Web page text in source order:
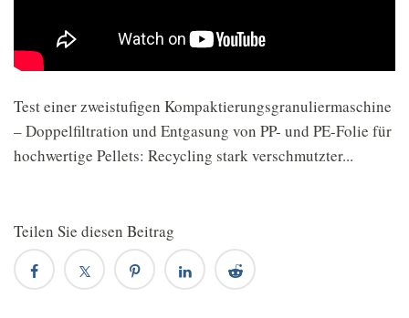
Test einer zweistufigen Kompaktierungsgranuliermaschine
– Doppelfiltration und Entgasung von PP- und PE-Folie für
hochwertige Pellets: Recycling stark verschmutzter...
Teilen Sie diesen Beitrag